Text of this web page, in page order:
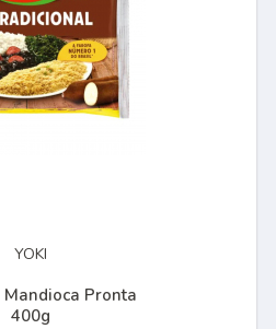
YOKI
Mandioca Pronta
400g